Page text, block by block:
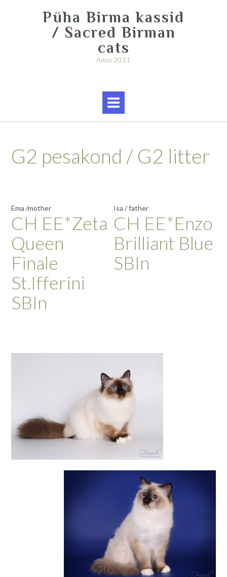
Püha Birma kassid
/ Sacred Birman
cats
Anno 2011
G2 pesakond / G2 litter
Ema /mother Isa / father
CH EE*Zeta
Queen
Finale
St.Ifferini
SBIn
CH EE*Enzo
Brilliant Blue
SBIn